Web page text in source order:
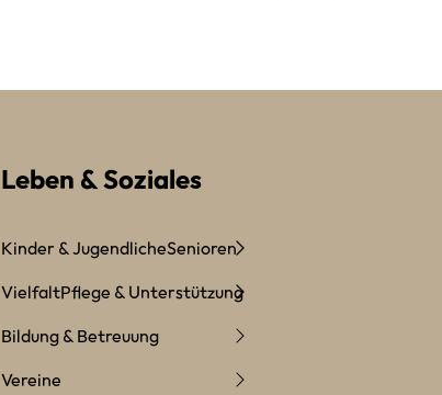
Leben & Soziales
Kinder & JugendlicheSenioren
VielfaltPflege & Unterstützung
Bildung & Betreuung
Vereine